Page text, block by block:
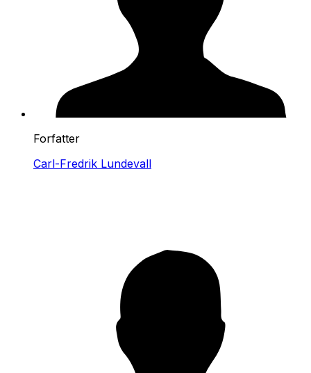
Forfatter
Carl-Fredrik Lundevall